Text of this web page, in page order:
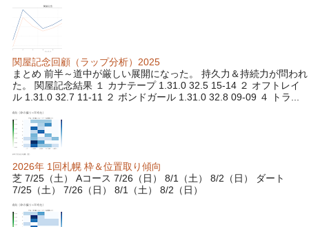
関屋記念回顧（ラップ分析）2025
まとめ 前半～道中が厳しい展開になった。 持久力＆持続力が問われ
た。 関屋記念結果 １ カナテープ 1.31.0 32.5 15-14 ２ オフトレイ
ル 1.31.0 32.7 11-11 ２ ボンドガール 1.31.0 32.8 09-09 ４ トラ...
2026年 1回札幌 枠＆位置取り傾向
芝 7/25（土） Aコース 7/26（日） 8/1（土） 8/2（日） ダート
7/25（土） 7/26（日） 8/1（土） 8/2（日）